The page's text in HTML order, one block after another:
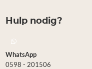
Hulp nodig?
WhatsApp
0598 - 201506